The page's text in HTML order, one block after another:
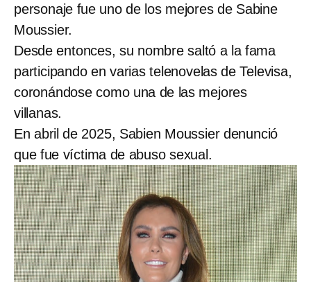
personaje fue uno de los mejores de Sabine
Moussier.
Desde entonces, su nombre saltó a la fama
participando en varias telenovelas de Televisa,
coronándose como una de las mejores
villanas.
En abril de 2025, Sabien Moussier denunció
que fue víctima de abuso sexual.